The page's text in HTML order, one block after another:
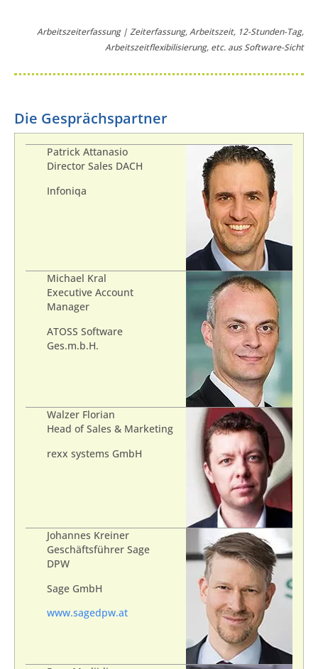
Arbeitszeiterfassung | Zeiterfassung, Arbeitszeit, 12-Stunden-Tag,
Arbeitszeitflexibilisierung, etc. aus Software-Sicht
Die Gesprächspartner
Patrick Attanasio
Director Sales DACH
Infoniqa
Michael Kral
Executive Account
Manager
ATOSS Software
Ges.m.b.H.
Walzer Florian
Head of Sales & Marketing
rexx systems GmbH
Johannes Kreiner
Geschäftsführer Sage
DPW
Sage GmbH
www.sagedpw.at